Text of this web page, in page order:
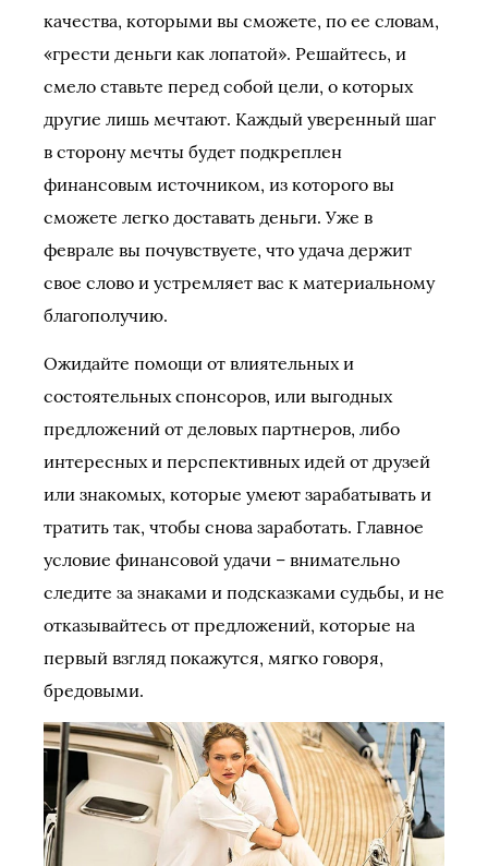
качества, которыми вы сможете, по ее словам,
«грести деньги как лопатой». Решайтесь, и
смело ставьте перед собой цели, о которых
другие лишь мечтают. Каждый уверенный шаг
в сторону мечты будет подкреплен
финансовым источником, из которого вы
сможете легко доставать деньги. Уже в
феврале вы почувствуете, что удача держит
свое слово и устремляет вас к материальному
благополучию.
Ожидайте помощи от влиятельных и
состоятельных спонсоров, или выгодных
предложений от деловых партнеров, либо
интересных и перспективных идей от друзей
или знакомых, которые умеют зарабатывать и
тратить так, чтобы снова заработать. Главное
условие финансовой удачи – внимательно
следите за знаками и подсказками судьбы, и не
отказывайтесь от предложений, которые на
первый взгляд покажутся, мягко говоря,
бредовыми.